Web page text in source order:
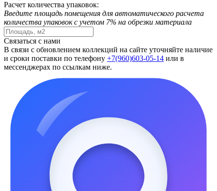
Расчет количества упаковок:
Введите площадь помещения для автоматического расчета
количества упаковок с учетом 7% на обрезки материала
Связаться с нами
В связи с обновлением коллекций на сайте уточняйте наличие
и сроки поставки по телефону +7(960)603-05-14 или в
мессенджерах по ссылкам ниже.